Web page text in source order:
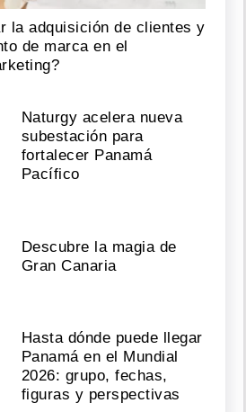
la adquisición de clientes y
de marca en el
Naturgy acelera nueva
subestación para
fortalecer Panamá
Pacífico
Descubre la magia de
Gran Canaria
Hasta dónde puede llegar
Panamá en el Mundial
2026: grupo, fechas,
figuras y perspectivas